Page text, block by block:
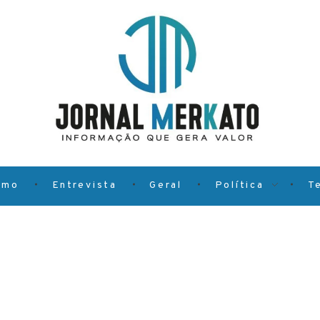
Entrevista Geral Política